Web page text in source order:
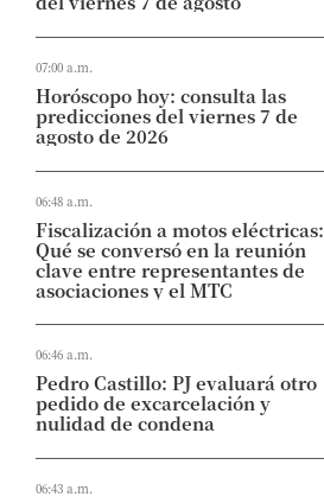
07:00 a.m.
Horóscopo hoy: consulta las
predicciones del viernes 7 de
agosto de 2026
06:48 a.m.
Fiscalización a motos eléctricas:
Qué se conversó en la reunión
clave entre representantes de
asociaciones y el MTC
06:46 a.m.
Pedro Castillo: PJ evaluará otro
pedido de excarcelación y
nulidad de condena
06:43 a.m.